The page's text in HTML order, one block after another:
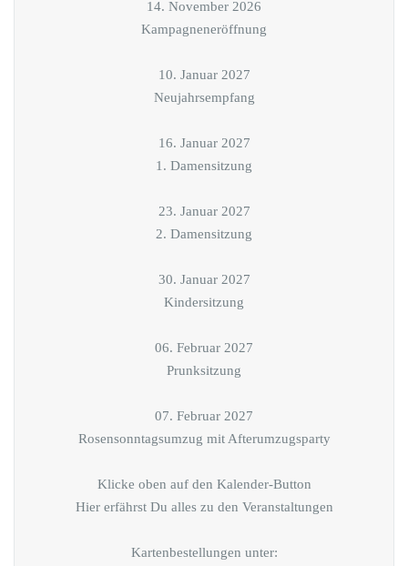
14. November 2026
Kampagneneröffnung
10. Januar 2027
Neujahrsempfang
16. Januar 2027
1. Damensitzung
23. Januar 2027
2. Damensitzung
30. Januar 2027
Kindersitzung
06. Februar 2027
Prunksitzung
07. Februar 2027
Rosensonntagsumzug mit Afterumzugsparty
Klicke oben auf den Kalender-Button
Hier erfährst Du alles zu den Veranstaltungen
Kartenbestellungen unter: